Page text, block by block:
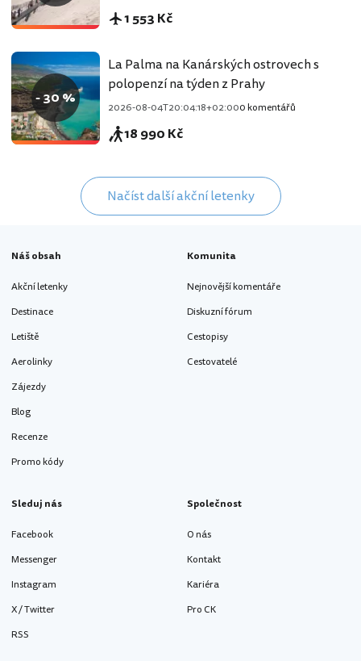
1 553 Kč
- 30 %
La Palma na Kanárských ostrovech s
polopenzí na týden z Prahy
2026-08-04T20:04:18+02:000 komentářů
18 990 Kč
Načíst další akční letenky
Náš obsah
Akční letenky
Destinace
Letiště
Aerolinky
Zájezdy
Blog
Recenze
Promo kódy
Komunita
Nejnovější komentáře
Diskuzní fórum
Cestopisy
Cestovatelé
Sleduj nás
Facebook
Messenger
Instagram
X / Twitter
RSS
Společnost
O nás
Kontakt
Kariéra
Pro CK